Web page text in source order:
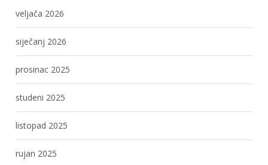
veljača 2026
siječanj 2026
prosinac 2025
studeni 2025
listopad 2025
rujan 2025